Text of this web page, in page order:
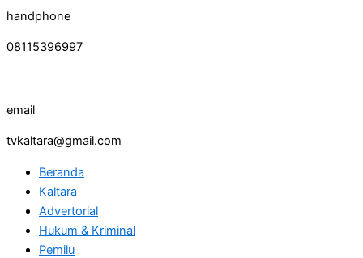
handphone
08115396997
email
tvkaltara@gmail.com
Beranda
Kaltara
Advertorial
Hukum & Kriminal
Pemilu